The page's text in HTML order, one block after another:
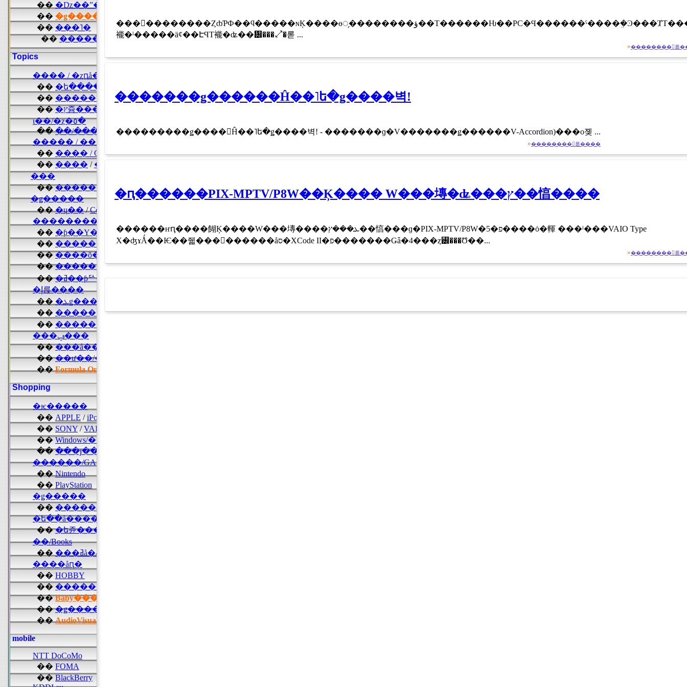
���󥹡��������ȤȸƤФ��ϥ�����ɴĶ����ɵ᤹��������ؤ��Τ������Ƕ��PC�Ϥ������ˤ����ܸ�Ͽ���ȾΤ����
褦�ˡ�����äȼ��ԷϤΤ褦�ʥ��᡼���⤢�롣 ...
»��������򸫤롦
�������ǥ������Ĥ��˥ե�ǥ����벽!
���������ǥ����󤬤Ĥ��˥ե�ǥ����벽! - �������ɡ�V�������ǥ������V-Accordion)���о졪 ...
»��������򸫤롦����
�ԥ������PIX-MPTV/P8W��Ķ���� W���塼�ʥ���ץ��㥫����
������ҥԥ����餬Ķ����W���塼����ܥ���ץ��㥫���ɡ�PIX-MPTV/P8W�פ�5����ȯ�䡣 ���ˡ���VAIO Type
X�ʤɤǺ��Ѥ��줿���󥳡������åס�XCode II�פ�������Ǥǡ�4���ȥ꡼���Ʊ��...
»��������򸫤롦